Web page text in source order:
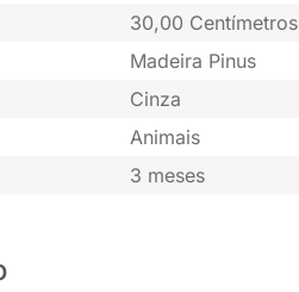
30,00 Centímetros
Madeira Pinus
Cinza
Animais
3 meses